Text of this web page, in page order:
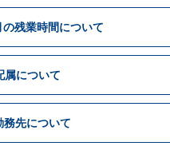
残業時間について
について
先について